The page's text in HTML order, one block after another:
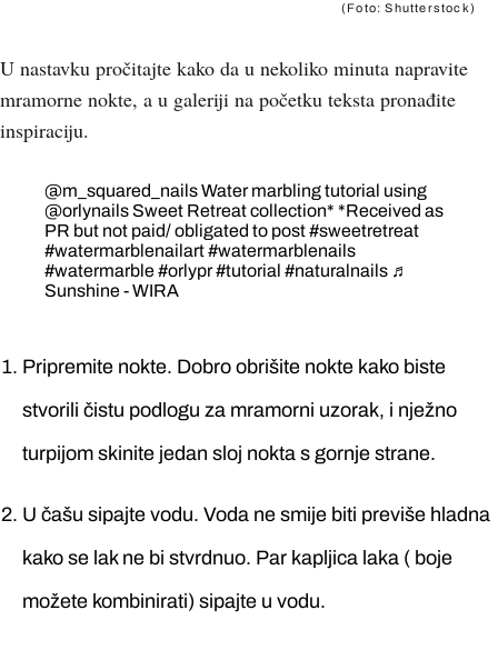
(Foto: Shutterstock)
U nastavku pročitajte kako da u nekoliko minuta napravite
mramorne nokte, a u galeriji na početku teksta pronađite
inspiraciju.
@m_squared_nailsWater marbling tutorial using
@orlynails Sweet Retreat collection* *Received as
PR but not paid/ obligated to post#sweetretreat
#watermarblenailart#watermarblenails
#watermarble#orlypr#tutorial #naturalnails ♬
Sunshine - WIRA
Pripremite nokte. Dobro obrišite nokte kako biste
stvorili čistu podlogu za mramorni uzorak, i nježno
turpijom skinite jedan sloj nokta s gornje strane.
U čašu sipajte vodu. Voda ne smije biti previše hladna
kako se lak ne bi stvrdnuo. Par kapljica laka ( boje
možete kombinirati) sipajte u vodu.